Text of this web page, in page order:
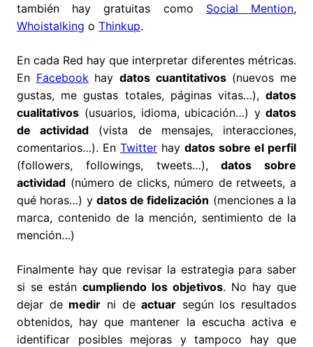
también hay gratuitas como Social Mention,
Whoistalking o Thinkup.
En cada Red hay que interpretar diferentes métricas.
En Facebook haydatos cuantitativos(nuevos me
gustas, me gustas totales, páginas vitas…), datos
cualitativos (usuarios, idioma, ubicación…) y datos
de actividad (vista de mensajes, interacciones,
comentarios…). En Twitter hay datos sobre el perfil
(followers, followings, tweets…),datos sobre
actividad (número de clicks, número de retweets, a
qué horas…) y datos de fidelización (menciones a la
marca, contenido de la mención, sentimiento de la
mención…)
Finalmente hay que revisar la estrategia para saber
si se están cumpliendo los objetivos. No hay que
dejar de medir ni deactuar según los resultados
obtenidos, hay que mantener la escucha activa e
identificar posibles mejoras y tampoco hay que